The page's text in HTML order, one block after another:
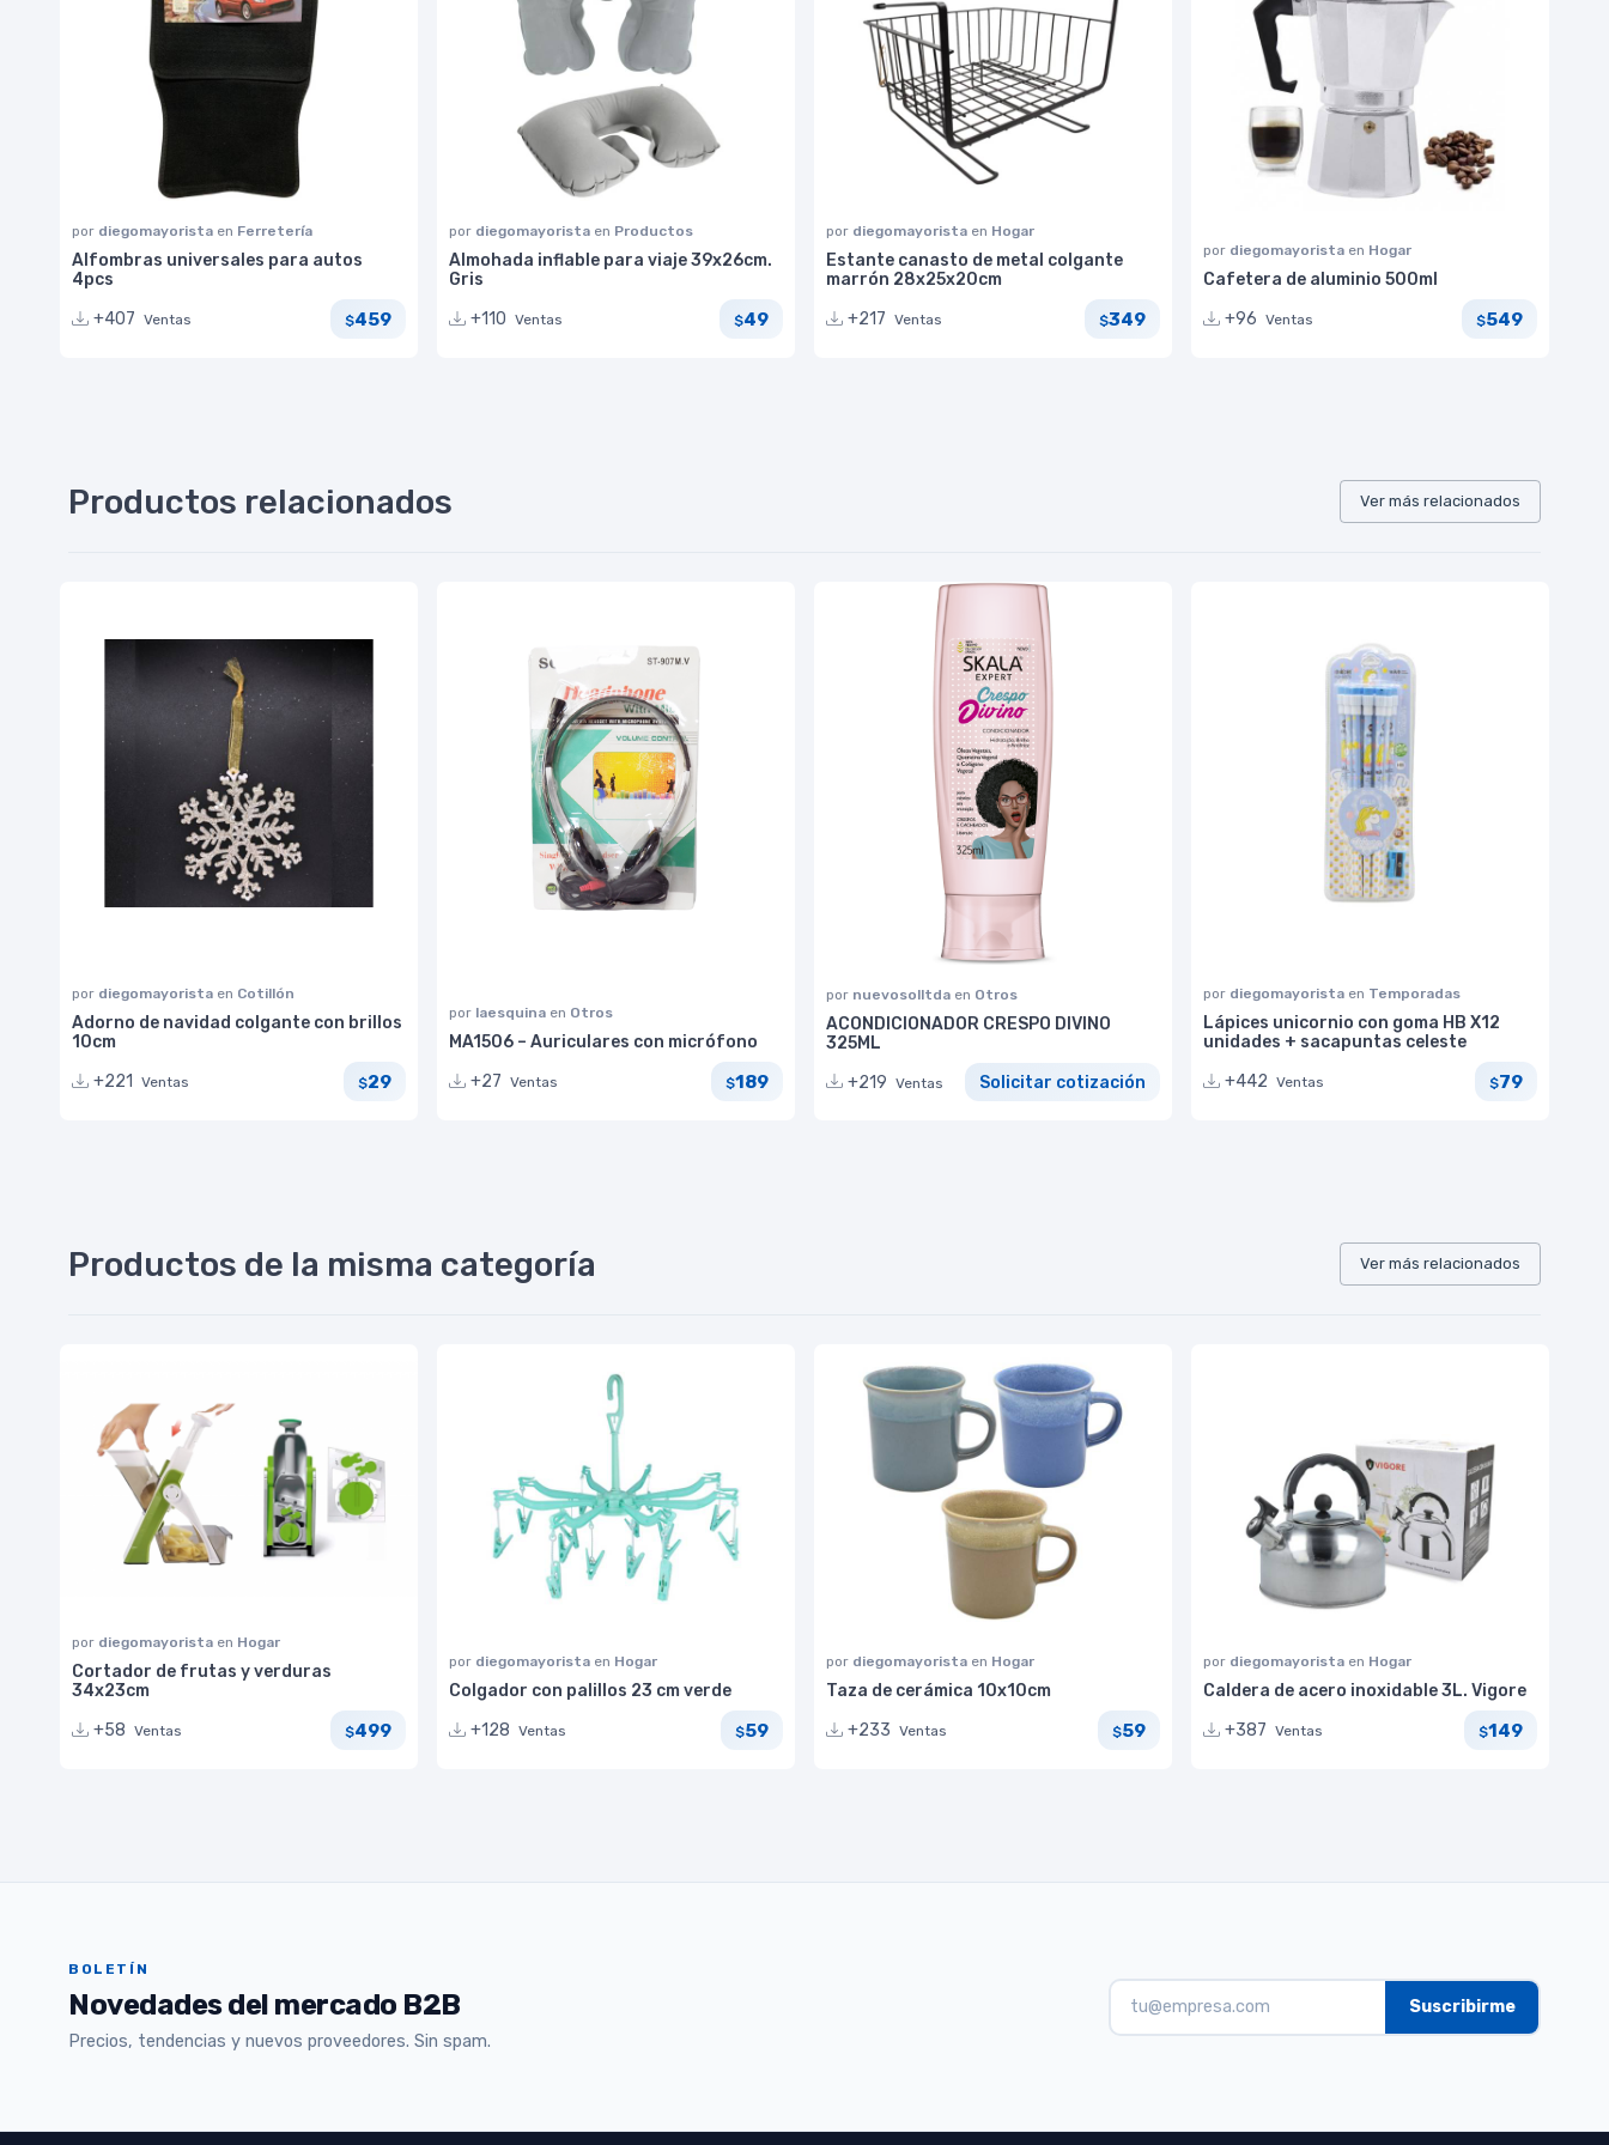
por diegomayorista en Ferretería
Alfombras universales para autos
4pcs
+407 Ventas $459
por diegomayorista en Productos
Almohada inflable para viaje 39x26cm.
Gris
+110 Ventas $49
por diegomayorista en Hogar
Estante canasto de metal colgante
marrón 28x25x20cm
+217 Ventas $349
por diegomayorista en Hogar
Cafetera de aluminio 500ml
+96 Ventas $549
Productos relacionados Ver más relacionados
por diegomayorista en Cotillón
Adorno de navidad colgante con brillos
10cm
+221
Ventas $29
por laesquina en Otros
MA1506 – Auriculares con micrófono
+27 Ventas $189
por nuevosolltda en Otros
ACONDICIONADOR CRESPO DIVINO
325ML
+219 Ventas Solicitar cotización
por diegomayorista en Temporadas
Lápices unicornio con goma HB X12
unidades + sacapuntas celeste
+442 Ventas $79
Productos de la misma categoría Ver más relacionados
por diegomayorista en Hogar
Cortador de frutas y verduras
34x23cm
+58 Ventas $499
por diegomayorista en Hogar
Colgador con palillos 23 cm verde
+128 Ventas $59
por diegomayorista en Hogar
Taza de cerámica 10x10cm
+233 Ventas $59
por diegomayorista en Hogar
Caldera de acero inoxidable 3L. Vigore
+387 Ventas $149
BOLETÍN
Novedades del mercado B2B
Precios, tendencias y nuevos proveedores. Sin spam.